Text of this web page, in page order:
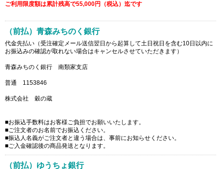
ご利用限度額は累計残高で55,000円（税込）迄です
（前払）青森みちのく銀行
代金先払い（受注確定メール送信翌日から起算して土日祝日を含む10日以内に
お振込みの確認が取れない場合はキャンセルさせていただきます）
青森みちのく銀行 南類家支店
普通 1153846
株式会社 穀の蔵
■お振込手数料はお客様ご負担でお願いいたします。
■ご注文者のお名前でお振込ください。
■振込人名義がご注文者と違う場合は、事前にお知らせください。
■ご入金確認後の商品発送となります。
（前払）ゆうちょ銀行